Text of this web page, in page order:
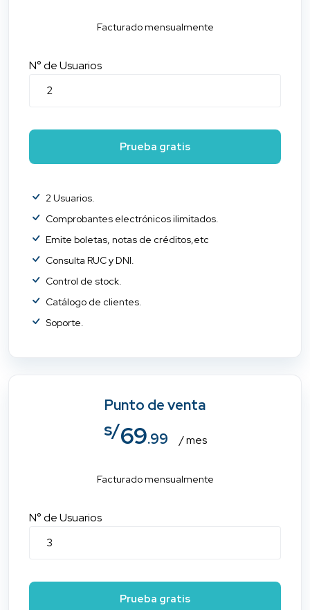
Facturado mensualmente
N° de Usuarios
Prueba gratis
2 Usuarios.
Comprobantes electrónicos ilimitados.
Emite boletas, notas de créditos,etc
Consulta RUC y DNI.
Control de stock.
Catálogo de clientes.
Soporte.
Punto de venta
s/69.99 / mes
Facturado mensualmente
N° de Usuarios
Prueba gratis